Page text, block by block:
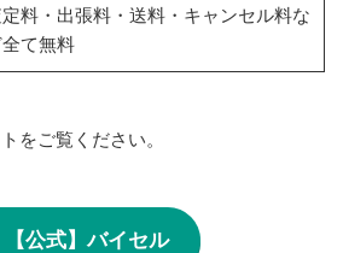
料・出張料・送料・キャンセル料な
全て無料
をご覧ください。
【公式】バイセル